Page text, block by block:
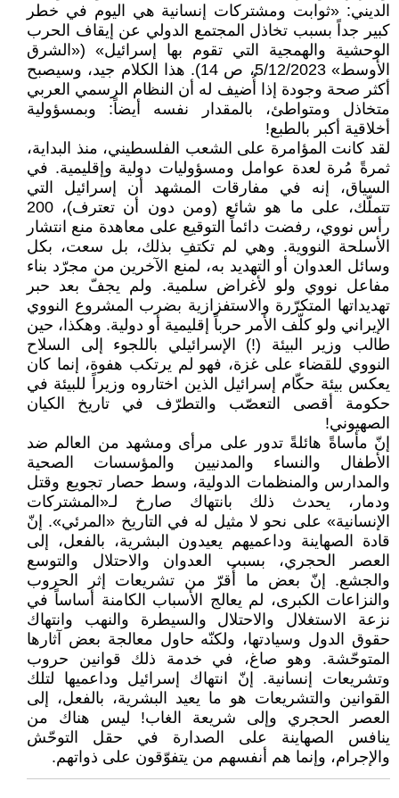
الديني: «ثوابت ومشتركات إنسانية هي اليوم في خطر
كبير جداً بسبب تخاذل المجتمع الدولي عن إيقاف الحرب
الوحشية والهمجية التي تقوم بها إسرائيل» («الشرق
الأوسط» 5/12/2023، ص 14). هذا الكلام جيد، وسيصبح
أكثر صحة وجودة إذا أُضيف له أن النظام الرسمي العربي
متخاذل ومتواطئ، بالمقدار نفسه أيضاً: وبمسؤولية
أخلاقية أكبر بالطبع!
لقد كانت المؤامرة على الشعب الفلسطيني، منذ البداية،
ثمرةً مُرة لعدة عوامل ومسؤوليات دولية وإقليمية. في
السياق، إنه في مفارقات المشهد أن إسرائيل التي
تتملّك، على ما هو شائع (ومن دون أن تعترف)، 200
رأس نووي، رفضت دائماً التوقيع على معاهدة منع انتشار
الأسلحة النووية. وهي لم تكتفِ بذلك، بل سعت، بكل
وسائل العدوان أو التهديد به، لمنع الآخرين من مجرّد بناء
مفاعل نووي ولو لأغراض سلمية. ولم يجفّ بعد حبر
تهديداتها المتكرّرة والاستفزازية بضرب المشروع النووي
الإيراني ولو كلّف الأمر حرباً إقليمية أو دولية. وهكذا، حين
طالب وزير البيئة (!) الإسرائيلي باللجوء إلى السلاح
النووي للقضاء على غزة، فهو لم يرتكب هفوة، إنما كان
يعكس بيئة حكّام إسرائيل الذين اختاروه وزيراً للبيئة في
حكومة أقصى التعصّب والتطرّف في تاريخ الكيان
الصهيوني!
إنّ مأساةً هائلةً تدور على مرأى ومشهد من العالم ضد
الأطفال والنساء والمدنيين والمؤسسات الصحية
والمدارس والمنظمات الدولية، وسط حصار تجويع وقتل
ودمار، يحدث ذلك بانتهاك صارخ لـ«المشتركات
الإنسانية» على نحو لا مثيل له في التاريخ «المرئي». إنّ
قادة الصهاينة وداعميهم يعيدون البشرية، بالفعل، إلى
العصر الحجري، بسبب العدوان والاحتلال والتوسع
والجشع. إنّ بعض ما أُقرّ من تشريعات إثر الحروب
والنزاعات الكبرى، لم يعالج الأسباب الكامنة أساساً في
نزعة الاستغلال والاحتلال والسيطرة والنهب وانتهاك
حقوق الدول وسيادتها، ولكنّه حاول معالجة بعض آثارها
المتوحّشة. وهو صاغ، في خدمة ذلك قوانين حروب
وتشريعات إنسانية. إنّ انتهاك إسرائيل وداعميها لتلك
القوانين والتشريعات هو ما يعيد البشرية، بالفعل، إلى
العصر الحجري وإلى شريعة الغاب! ليس هناك من
ينافس الصهاينة على الصدارة في حقل التوحّش
والإجرام، وإنما هم أنفسهم من يتفوّقون على ذواتهم.